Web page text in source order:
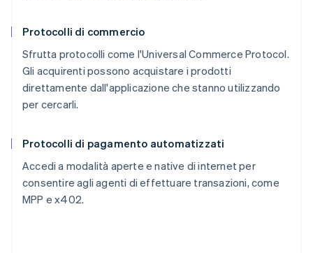
Protocolli di commercio
Sfrutta protocolli come l'Universal Commerce Protocol.
Gli acquirenti possono acquistare i prodotti
direttamente dall'applicazione che stanno utilizzando
per cercarli.
Protocolli di pagamento automatizzati
Accedi a modalità aperte e native di internet per
consentire agli agenti di effettuare transazioni, come
MPP e x402.